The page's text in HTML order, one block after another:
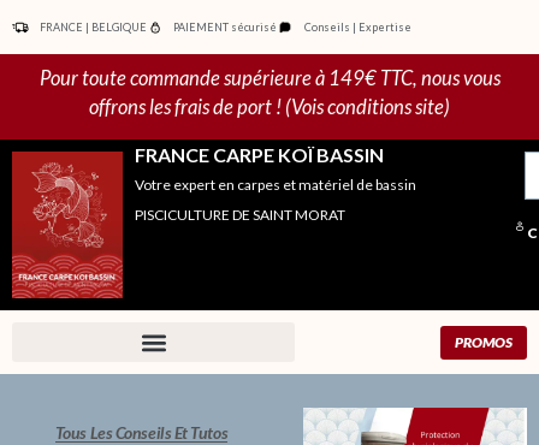
contenu
FRANCE | BELGIQUE PAIEMENT sécurisé Conseils | Expertise
Pour toute commande supérieure à 149€ TTC, nous vous
offrons les frais de port ! (Vois conditions site)
FRANCE CARPE KOÏ BASSIN
Votre expert en carpes et matériel de bassin
PISCICULTURE DE SAINT MORAT
PROMOS
Tous Les Conseils Et Tutos